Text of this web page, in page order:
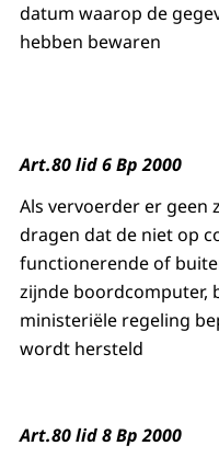
datum waarop de
hebben bewaren
Art.80 lid 6 Bp 2000
Als vervoerder er geen
dragen dat de niet op
functionerende of
zijnde boordcomputer,
ministeriële regeling
wordt hersteld
Art.80 lid 8 Bp 2000